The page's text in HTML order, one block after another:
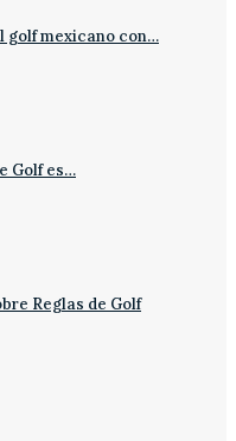
golf mexicano con…
Golf es…
Reglas de Golf